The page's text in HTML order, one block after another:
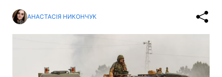
АНАСТАСІЯ НИКОНЧУК